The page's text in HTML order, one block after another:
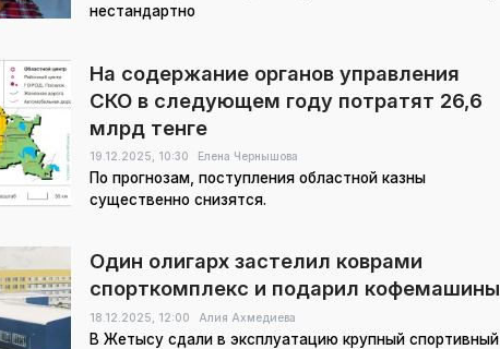
нестандартно
На содержание органов управления
СКО в следующем году потратят 26,6
млрд тенге
19.12.2025, 10:30 Елена Чернышова
По прогнозам, поступления областной казны
существенно снизятся.
Один олигарх застелил коврами
спорткомплекс и подарил кофемашины
18.12.2025, 12:00 Алия Ахмедиева
В Жетысу сдали в эксплуатацию крупный спортивный